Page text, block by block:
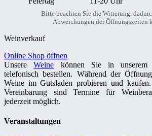
Bitte beachten Sie die Witterung,
Abweichungen der Öffnungszeiten
Weinverkauf
Online Shop öffnen
UnsereWeine können Sie in unserem
telefonisch bestellen. Während der
Weine im Gutsladen probieren und
Vereinbarung sind Termine für
jederzeit möglich.
Veranstaltungen